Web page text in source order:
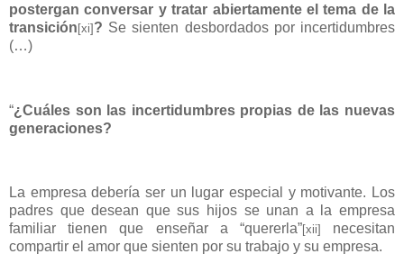
postergan conversar y tratar abiertamente el tema de la
transición [xi] ? Se sienten desbordados por incertidumbres
(…)
“¿Cuáles son las incertidumbres propias de las nuevas
generaciones?
La empresa debería ser un lugar especial y motivante. Los
padres que desean que sus hijos se unan a la empresa
familiar tienen que enseñar a “quererla”[xii]
necesitan
compartir el amor que sienten por su trabajo y su empresa.